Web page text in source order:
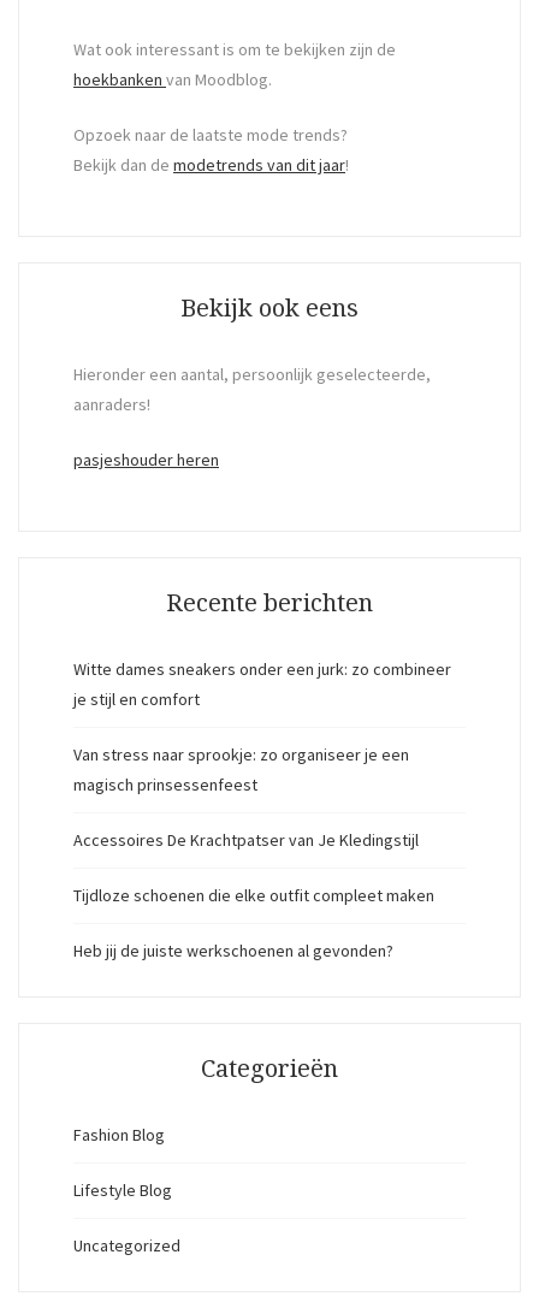
Wat ook interessant is om te bekijken zijn de
hoekbanken van Moodblog.
Opzoek naar de laatste mode trends?
Bekijk dan de modetrends van dit jaar!
Bekijk ook eens
Hieronder een aantal, persoonlijk geselecteerde,
aanraders!
pasjeshouder heren
Recente berichten
Witte dames sneakers onder een jurk: zo combineer
je stijl en comfort
Van stress naar sprookje: zo organiseer je een
magisch prinsessenfeest
Accessoires De Krachtpatser van Je Kledingstijl
Tijdloze schoenen die elke outfit compleet maken
Heb jij de juiste werkschoenen al gevonden?
Categorieën
Fashion Blog
Lifestyle Blog
Uncategorized